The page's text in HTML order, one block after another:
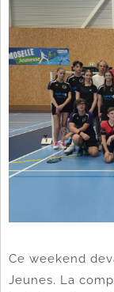
Ce weekend
Jeunes. La